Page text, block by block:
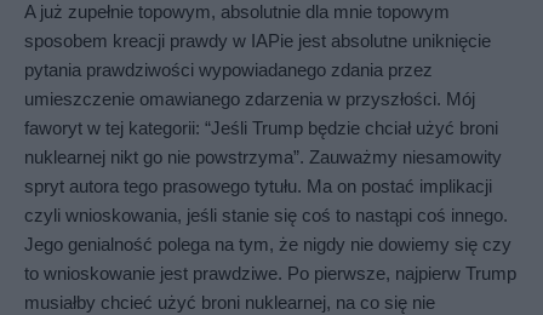
A już zupełnie topowym, absolutnie dla mnie topowym
sposobem kreacji prawdy w IAPie jest absolutne uniknięcie
pytania prawdziwości wypowiadanego zdania przez
umieszczenie omawianego zdarzenia w przyszłości. Mój
faworyt w tej kategorii: “Jeśli Trump będzie chciał użyć broni
nuklearnej nikt go nie powstrzyma”. Zauważmy niesamowity
spryt autora tego prasowego tytułu. Ma on postać implikacji
czyli wnioskowania, jeśli stanie się coś to nastąpi coś innego.
Jego genialność polega na tym, że nigdy nie dowiemy się czy
to wnioskowanie jest prawdziwe. Po pierwsze, najpierw Trump
musiałby chcieć użyć broni nuklearnej, na co się nie